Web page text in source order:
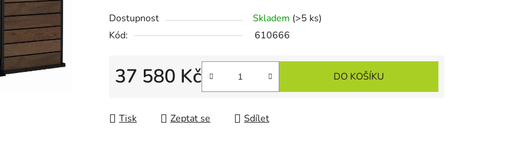
hvězdiček.
Dostupnost Skladem (>5 ks)
Kód:
610666
37 580 Kč DO KOŠÍKU
Tisk Zeptat se Sdílet